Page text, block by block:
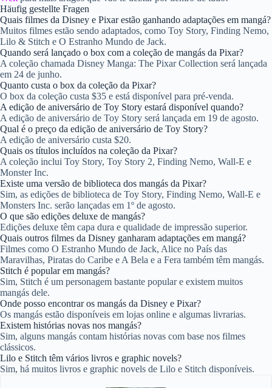
Häufig gestellte Fragen
Quais filmes da Disney e Pixar estão ganhando adaptações em mangá?
Muitos filmes estão sendo adaptados, como Toy Story, Finding Nemo,
Lilo & Stitch e O Estranho Mundo de Jack.
Quando será lançado o box com a coleção de mangás da Pixar?
A coleção chamada Disney Manga: The Pixar Collection será lançada
em 24 de junho.
Quanto custa o box da coleção da Pixar?
O box da coleção custa $35 e está disponível para pré-venda.
A edição de aniversário de Toy Story estará disponível quando?
A edição de aniversário de Toy Story será lançada em 19 de agosto.
Qual é o preço da edição de aniversário de Toy Story?
A edição de aniversário custa $20.
Quais os títulos incluídos na coleção da Pixar?
A coleção inclui Toy Story, Toy Story 2, Finding Nemo, Wall-E e
Monster Inc.
Existe uma versão de biblioteca dos mangás da Pixar?
Sim, as edições de biblioteca de Toy Story, Finding Nemo, Wall-E e
Monsters Inc. serão lançadas em 1º de agosto.
O que são edições deluxe de mangás?
Edições deluxe têm capa dura e qualidade de impressão superior.
Quais outros filmes da Disney ganharam adaptações em mangá?
Filmes como O Estranho Mundo de Jack, Alice no País das
Maravilhas, Piratas do Caribe e A Bela e a Fera também têm mangás.
Stitch é popular em mangás?
Sim, Stitch é um personagem bastante popular e existem muitos
mangás dele.
Onde posso encontrar os mangás da Disney e Pixar?
Os mangás estão disponíveis em lojas online e algumas livrarias.
Existem histórias novas nos mangás?
Sim, alguns mangás contam histórias novas com base nos filmes
clássicos.
Lilo e Stitch têm vários livros e graphic novels?
Sim, há muitos livros e graphic novels de Lilo e Stitch disponíveis.